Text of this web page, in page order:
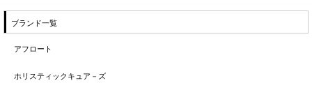
ブランド一覧
アフロート
ホリスティックキュア－ズ